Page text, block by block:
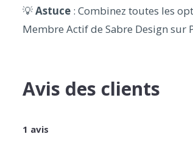
💡Astuce : Combinez toutes les
Membre Actif de Sabre Design sur
Avis des clients
1 avis